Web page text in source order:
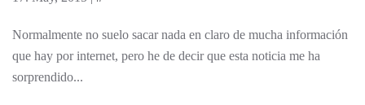
Normalmente no suelo sacar nada en claro de mucha información
que hay por internet, pero he de decir que esta noticia me ha
sorprendido...